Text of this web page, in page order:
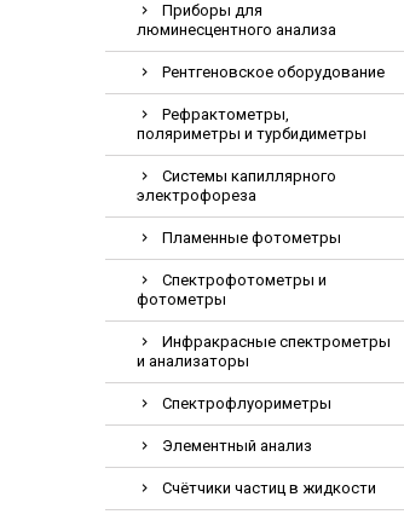
Приборы для
люминесцентного анализа
Рентгеновское оборудование
Рефрактометры,
поляриметры и турбидиметры
Системы капиллярного
электрофореза
Пламенные фотометры
Спектрофотометры и
фотометры
Инфракрасные спектрометры
и анализаторы
Спектрофлуориметры
Элементный анализ
Счётчики частиц в жидкости